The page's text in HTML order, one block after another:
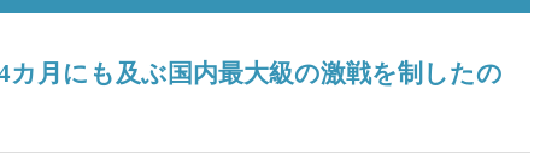
月にも及ぶ国内最大級の激戦を制したの